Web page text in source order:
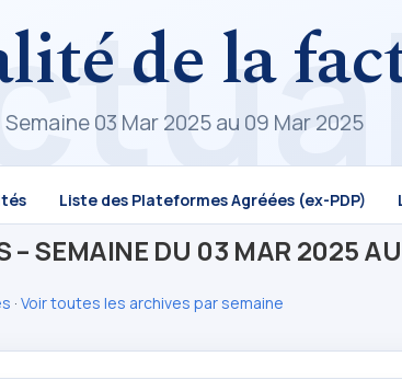
de la
03 Mar 2025 au 09 Mar 2025
Liste des Plateformes Agréées (ex-PDP)
– SEMAINE DU 03 MAR 2025
· Voir toutes les archives par semaine